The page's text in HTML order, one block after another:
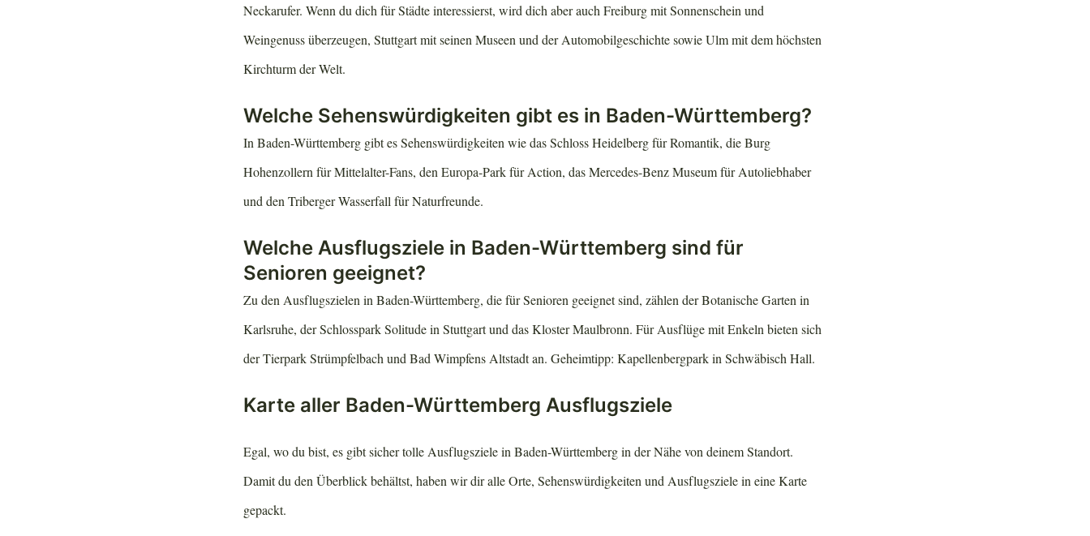
Neckarufer. Wenn du dich für Städte interessierst, wird dich aber auch Freiburg mit Sonnenschein und
Weingenuss überzeugen, Stuttgart mit seinen Museen und der Automobilgeschichte sowie Ulm mit dem höchsten
Kirchturm der Welt.
Welche Sehenswürdigkeiten gibt es in Baden-Württemberg?
In Baden-Württemberg gibt es Sehenswürdigkeiten wie das Schloss Heidelberg für Romantik, die Burg
Hohenzollern für Mittelalter-Fans, den Europa-Park für Action, das Mercedes-Benz Museum für Autoliebhaber
und den Triberger Wasserfall für Naturfreunde.
Welche Ausflugsziele in Baden-Württemberg sind für
Senioren geeignet?
Zu den Ausflugszielen in Baden-Württemberg, die für Senioren geeignet sind, zählen der Botanische Garten in
Karlsruhe, der Schlosspark Solitude in Stuttgart und das Kloster Maulbronn. Für Ausflüge mit Enkeln bieten sich
der Tierpark Strümpfelbach und Bad Wimpfens Altstadt an. Geheimtipp: Kapellenbergpark in Schwäbisch Hall.
Karte aller Baden-Württemberg Ausflugsziele
Egal, wo du bist, es gibt sicher tolle Ausflugsziele in Baden-Württemberg in der Nähe von deinem Standort.
Damit du den Überblick behältst, haben wir dir alle Orte, Sehenswürdigkeiten und Ausflugsziele in eine Karte
gepackt.